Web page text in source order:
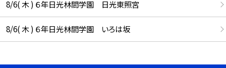
8/6( 木 ) ６年日光林間学園 日光東照宮
8/6( 木 ) ６年日光林間学園 いろは坂